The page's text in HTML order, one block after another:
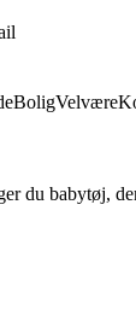
BoligVelvære
du babytøj,